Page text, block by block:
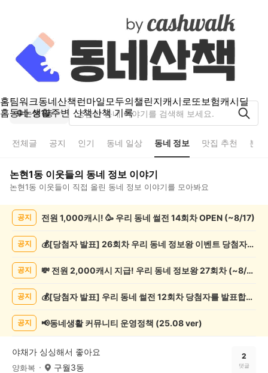
홈팀워크동네산책런마일모두의챌린지캐시로또보험캐시딜
홈동네 생활주변 산책산책 기록
논현1동
전체글 공지 인기 동네 일상 동네 정보 맛집 추천 분
논현1동 이웃들의 동네 정보 이야기
논현1동 이웃들이 직접 올린 동네 정보 이야기를 모아봐요
목
공지 전원 1,000캐시! 🥳 우리 동네 썰전 14회차 OPEN (~8/17)
공지 💰[당첨자 발표] 26회차 우리 동네 정보왕 이벤트 당첨자를 발표합니다!
공지 💸 전원 2,000캐시 지급! 우리 동네 정보왕 27회차 (~8/10)
공지 💰[당첨자 발표] 우리 동네 썰전 12회차 당첨자를 발표합니다!
공지 📢동네생활 커뮤니티 운영정책 (25.08 ver)
야채가 싱싱해서 좋아요
양화복 구월3동
2
댓글